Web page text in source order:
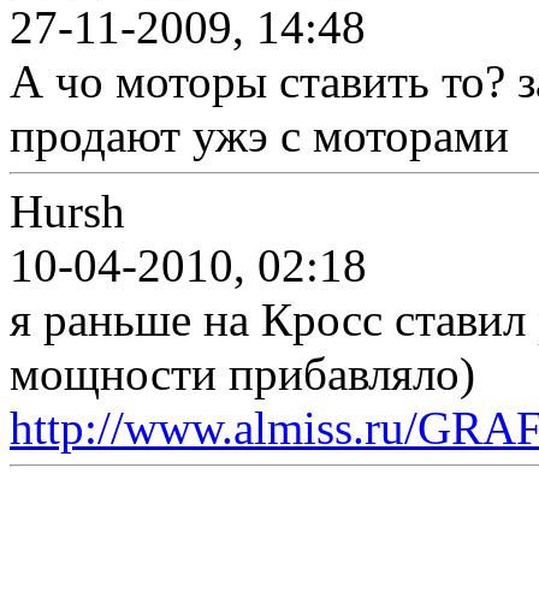
27-11-2009, 14:48
А чо моторы ставить то?
продают ужэ с моторами
Hursh
10-04-2010, 02:18
я раньше на Кросс
мощности прибавляло)
http://www.almiss.ru/